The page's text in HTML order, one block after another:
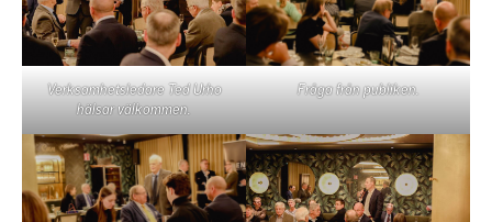
Verksamhetsledare Ted Urho
hälsar välkommen.
Fråga från publiken.